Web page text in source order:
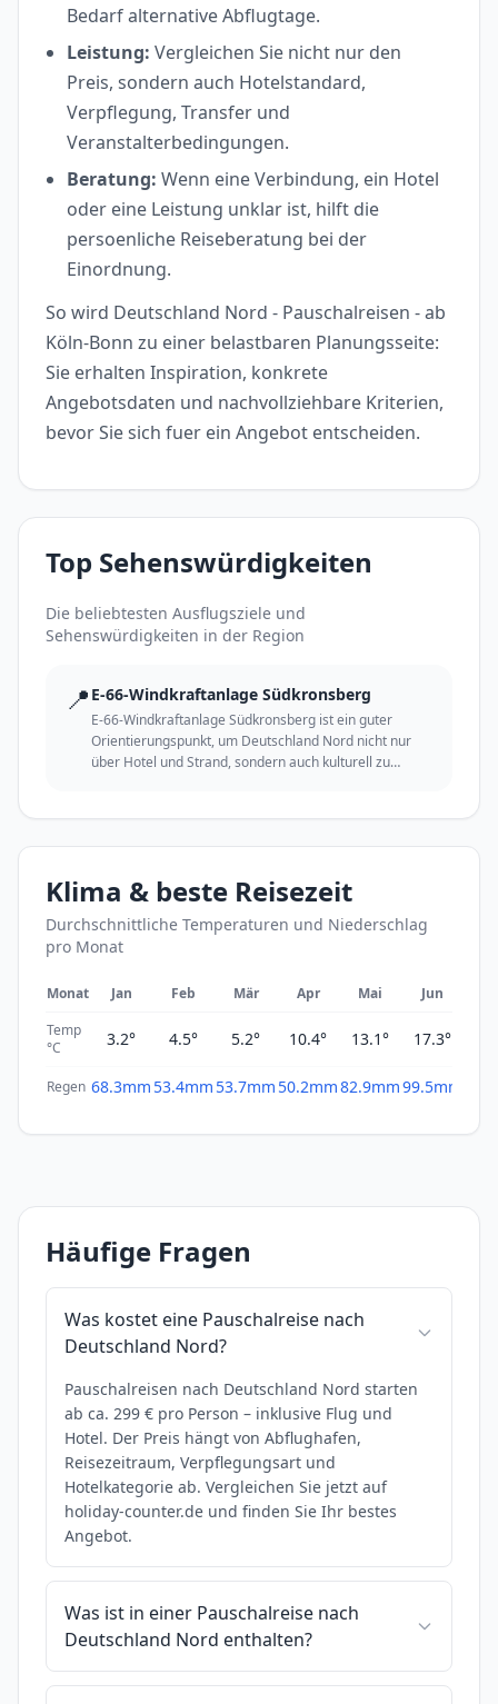
Bedarf alternative Abflugtage.
Leistung: Vergleichen Sie nicht nur den
Preis, sondern auch Hotelstandard,
Verpflegung, Transfer und
Veranstalterbedingungen.
Beratung: Wenn eine Verbindung, ein Hotel
oder eine Leistung unklar ist, hilft die
persoenliche Reiseberatung bei der
Einordnung.
So wird Deutschland Nord - Pauschalreisen - ab
Köln-Bonn zu einer belastbaren Planungsseite:
Sie erhalten Inspiration, konkrete
Angebotsdaten und nachvollziehbare Kriterien,
bevor Sie sich fuer ein Angebot entscheiden.
Top Sehenswürdigkeiten
Die beliebtesten Ausflugsziele und
Sehenswürdigkeiten in der Region
📍 E-66-Windkraftanlage Südkronsberg
E-66-Windkraftanlage Südkronsberg ist ein guter
Orientierungspunkt, um Deutschland Nord nicht nur
über Hotel und Strand, sondern auch kulturell zu
Klima & beste Reisezeit
Durchschnittliche Temperaturen und Niederschlag
pro Monat
Monat Jan Feb Mär Apr Mai Jun
Temp
°C
3.2° 4.5° 5.2° 10.4° 13.1° 17.3°
Regen 68.3mm 53.4mm 53.7mm 50.2mm82.9mm99.5mm
Häufige Fragen
Was kostet eine Pauschalreise nach
Deutschland Nord?
Pauschalreisen nach Deutschland Nord starten
ab ca. 299 € pro Person – inklusive Flug und
Hotel. Der Preis hängt von Abflughafen,
Reisezeitraum, Verpflegungsart und
Hotelkategorie ab. Vergleichen Sie jetzt auf
holiday-counter.de und finden Sie Ihr bestes
Angebot.
Was ist in einer Pauschalreise nach
Deutschland Nord enthalten?